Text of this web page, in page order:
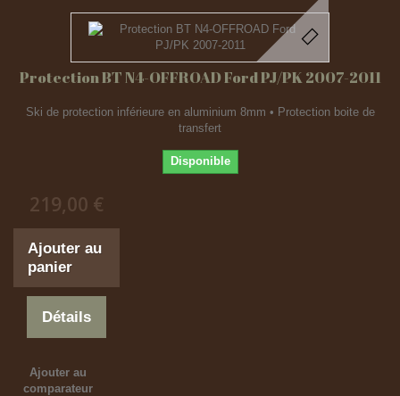
Protection BT N4-OFFROAD Ford PJ/PK 2007-2011
Ski de protection inférieure en aluminium 8mm • Protection boite de
transfert
Disponible
219,00 €
Ajouter au
panier
Détails
Ajouter au
comparateur